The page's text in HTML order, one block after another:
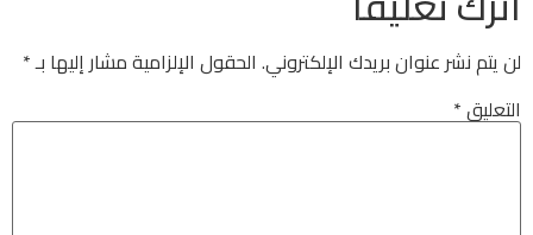
لن يتم نشر عنوان بريدك الإلكتروني. الحقول الإلزامية مشار إليها بـ*
التعليق*